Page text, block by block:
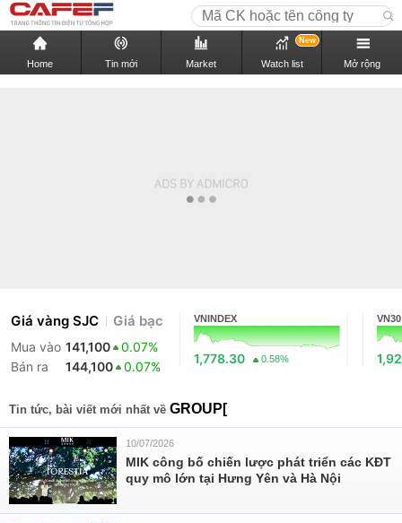
Home Tin mới Market Watch list
New
Mở rộng
Giá vàng SJC Giá bạc
Mua vào 141,100
0.07%
Bán ra
144,100 0.07%
VNINDEX
1,778.30 0.58%
VN30
Tin tức, bài viết mới nhất về GROUP[
10/07/2026
MIK công bố chiến lược phát triển các KĐT
quy mô lớn tại Hưng Yên và Hà Nội